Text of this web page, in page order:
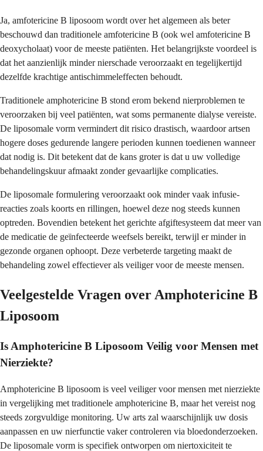
Ja, amfotericine B liposoom wordt over het algemeen als beter
beschouwd dan traditionele amfotericine B (ook wel amfotericine B
deoxycholaat) voor de meeste patiënten. Het belangrijkste voordeel is
dat het aanzienlijk minder nierschade veroorzaakt en tegelijkertijd
dezelfde krachtige antischimmeleffecten behoudt.
Traditionele amphotericine B stond erom bekend nierproblemen te
veroorzaken bij veel patiënten, wat soms permanente dialyse vereiste.
De liposomale vorm vermindert dit risico drastisch, waardoor artsen
hogere doses gedurende langere perioden kunnen toedienen wanneer
dat nodig is. Dit betekent dat de kans groter is dat u uw volledige
behandelingskuur afmaakt zonder gevaarlijke complicaties.
De liposomale formulering veroorzaakt ook minder vaak infusie-
reacties zoals koorts en rillingen, hoewel deze nog steeds kunnen
optreden. Bovendien betekent het gerichte afgiftesysteem dat meer van
de medicatie de geïnfecteerde weefsels bereikt, terwijl er minder in
gezonde organen ophoopt. Deze verbeterde targeting maakt de
behandeling zowel effectiever als veiliger voor de meeste mensen.
Veelgestelde Vragen over Amphotericine B
Liposoom
Is Amphotericine B Liposoom Veilig voor Mensen met
Nierziekte?
Amphotericine B liposoom is veel veiliger voor mensen met nierziekte
in vergelijking met traditionele amphotericine B, maar het vereist nog
steeds zorgvuldige monitoring. Uw arts zal waarschijnlijk uw dosis
aanpassen en uw nierfunctie vaker controleren via bloedonderzoeken.
De liposomale vorm is specifiek ontworpen om niertoxiciteit te